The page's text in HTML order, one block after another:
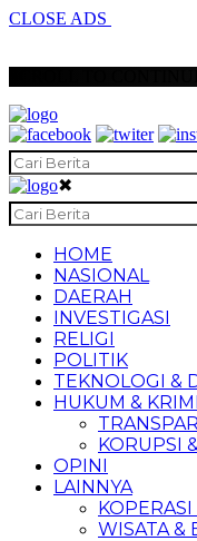
CLOSE ADS
✖
HOME
NASIONAL
DAERAH
INVESTIGASI
RELIGI
POLITIK
TEKNOLOGI &
HUKUM &
KORUPSI
OPINI
LAINNYA
WISATA &